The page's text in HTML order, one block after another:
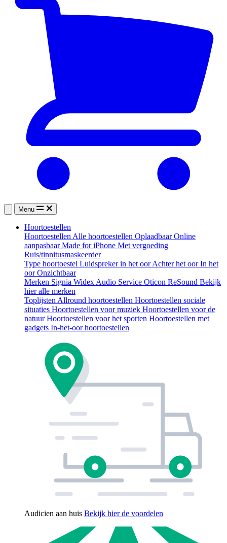
Menu
Hoortoestellen
HoortoestellenAlle hoortoestellen OplaadbaarOnline
aanpasbaarMade for iPhone Met vergoeding
Ruis/tinnitusmaskeerder
Type hoortoestel Luidspreker in het oorAchter het oorIn het
oorOnzichtbaar
Merken Signia WidexAudio Service Oticon ReSound Bekijk
hier alle merken
ToplijstenAllround hoortoestellen Hoortoestellen sociale
situaties Hoortoestellen voor muziek Hoortoestellen voor de
natuurHoortoestellen voor het sporten Hoortoestellen met
gadgets In-het-oor hoortoestellen
Audicien aan huis Bekijk hier de voordelen